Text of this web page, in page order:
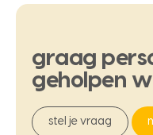
graag
geholpen
stel je vraag